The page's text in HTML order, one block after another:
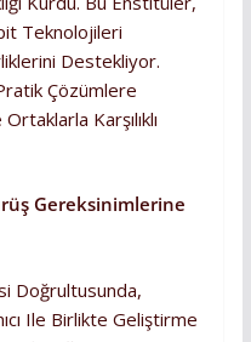
Teknolojileri
Destekliyor.
Çözümlere
Karşılıklı
Gereksinimlerine
Doğrultusunda,
Ile Birlikte Geliştirme